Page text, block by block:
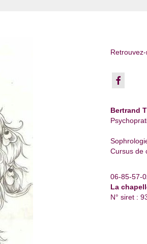
Bertrand
Cursus de
06-85-57-
La
N° siret :